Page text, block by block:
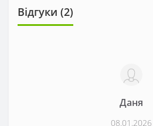
Відгуки (2)
Даня
08.01.2026